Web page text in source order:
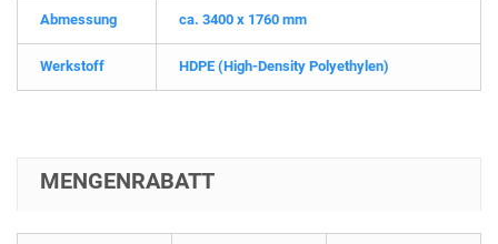
Abmessung ca. 3400 x 1760 mm
Werkstoff HDPE (High-Density Polyethylen)
MENGENRABATT